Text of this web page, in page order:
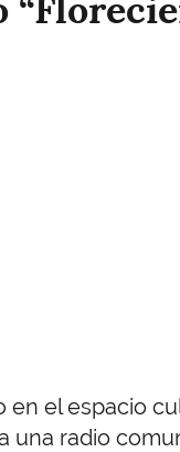
el espacio
una radio